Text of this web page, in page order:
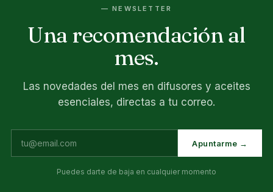
— NEWSLETTER
Una recomendación al
mes.
Las novedades del mes en difusores y aceites
esenciales, directas a tu correo.
Apuntarme →
Puedes darte de baja en cualquier momento